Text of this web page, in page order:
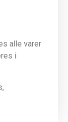
alle varer
i